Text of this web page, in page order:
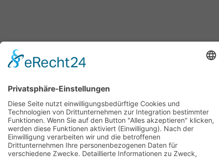
Geschäftsstelle Adlershof
Kekuléstraße 2-4
12489 Berlin